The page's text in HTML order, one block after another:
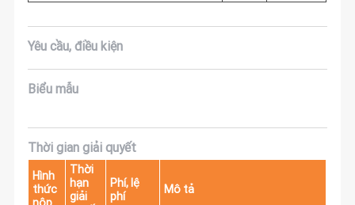
Yêu cầu, điều kiện
Biểu mẫu
Thời gian giải quyết
Hình
thức
Thời
hạn
giải
Phí, lệ
phí
Mô tả